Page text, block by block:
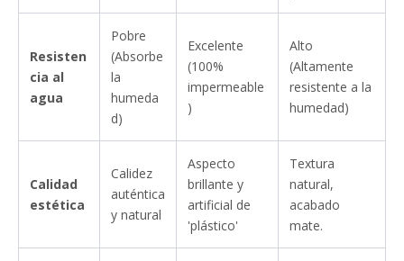
Resisten
cia al
agua
Pobre
(Absorbe
la
humeda
d)
Excelente
(100%
impermeable
)
Alto
(Altamente
resistente a la
humedad)
Calidad
estética
Calidez
auténtica
y natural
Aspecto
brillante y
artificial de
'plástico'
Textura
natural,
acabado
mate.